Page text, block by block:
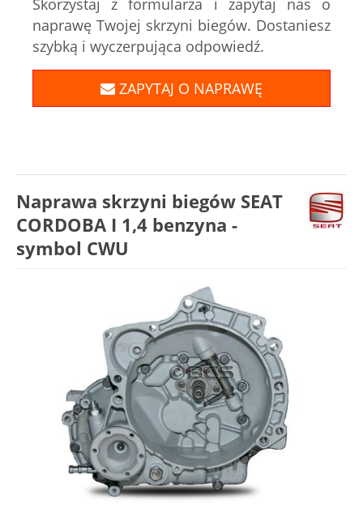
Skorzystaj z formularza i zapytaj nas o
naprawę Twojej skrzyni biegów. Dostaniesz
szybką i wyczerpująca odpowiedź.
ZAPYTAJ O NAPRAWĘ
Naprawa skrzyni biegów SEAT
CORDOBA I 1,4 benzyna -
symbol CWU